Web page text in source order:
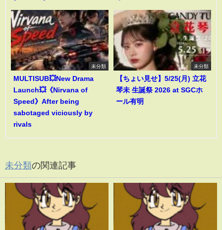
未分類
MULTISUB💥New Drama
Launch💥《Nirvana of
Speed》After being
sabotaged viciously by
rivals
未分類
【ちょい見せ】5/25(月) 立花
琴未 生誕祭 2026 at SGCホ
ール有明
未分類の関連記事